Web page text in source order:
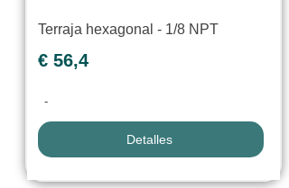
Terraja hexagonal - 1/8 NPT
€ 56,4
-
Detalles